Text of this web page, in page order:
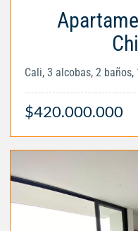
Cali, 3 alcobas, 2 baños,
$420.000.000